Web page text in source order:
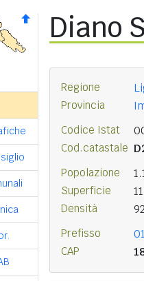
Diano
Regione
Provincia
Codice Istat
Cod.catastale
Popolazione
Superficie
Densità
Prefisso
CAP